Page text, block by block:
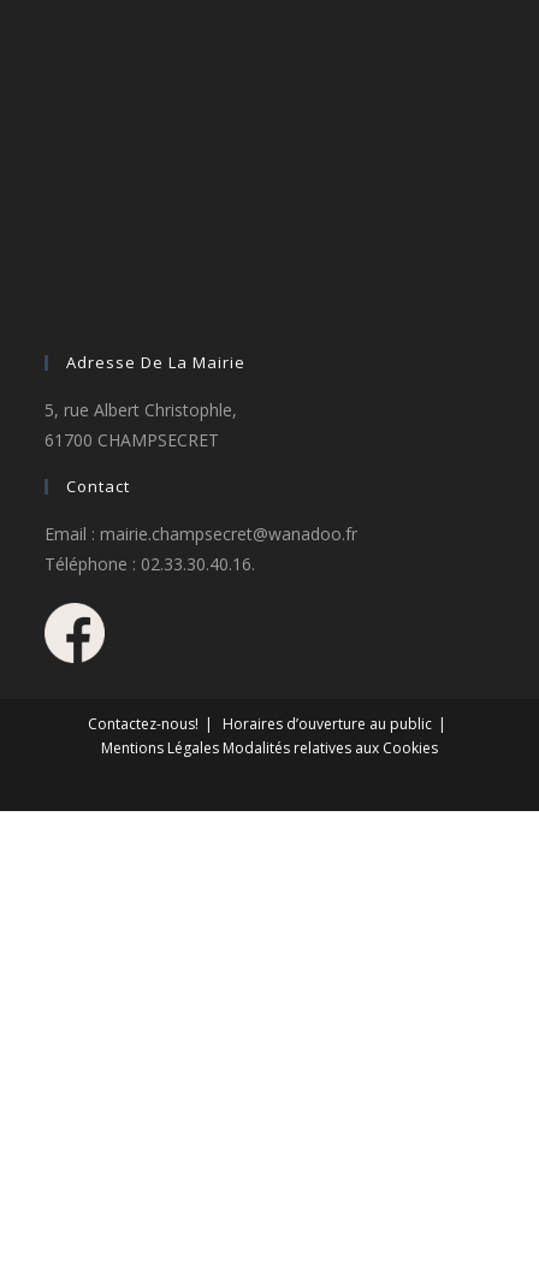
Adresse De La Mairie
5, rue Albert Christophle,
61700 CHAMPSECRET
Contact
Email : mairie.champsecret@wanadoo.fr
Téléphone : 02.33.30.40.16.
Contactez-nous!
Horaires d’ouverture au public
Mentions Légales Modalités relatives aux Cookies